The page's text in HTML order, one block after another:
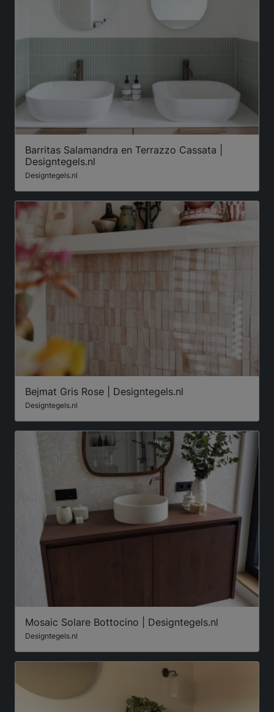
Barritas Salamandra en Terrazzo Cassata |
Designtegels.nl
Designtegels.nl
Bejmat Gris Rose | Designtegels.nl
Designtegels.nl
Mosaic Solare Bottocino | Designtegels.nl
Designtegels.nl